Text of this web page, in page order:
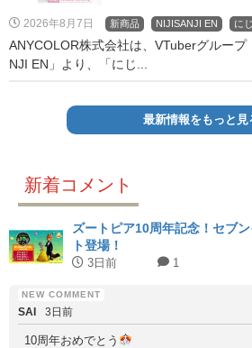
2026年8月7日 新商品 NIJISANJI EN に
ANYCOLOR株式会社は、VTuberグループ
NJI EN」より、「にじ...
最新情報をもっと見
新着コメント
ズートピア10周年記念！セブ
ト登場！
3日前 1
SAI 3日前
10周年おめでとう